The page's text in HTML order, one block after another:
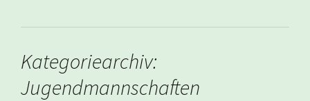
Kategoriearchiv:
Jugendmannschaften